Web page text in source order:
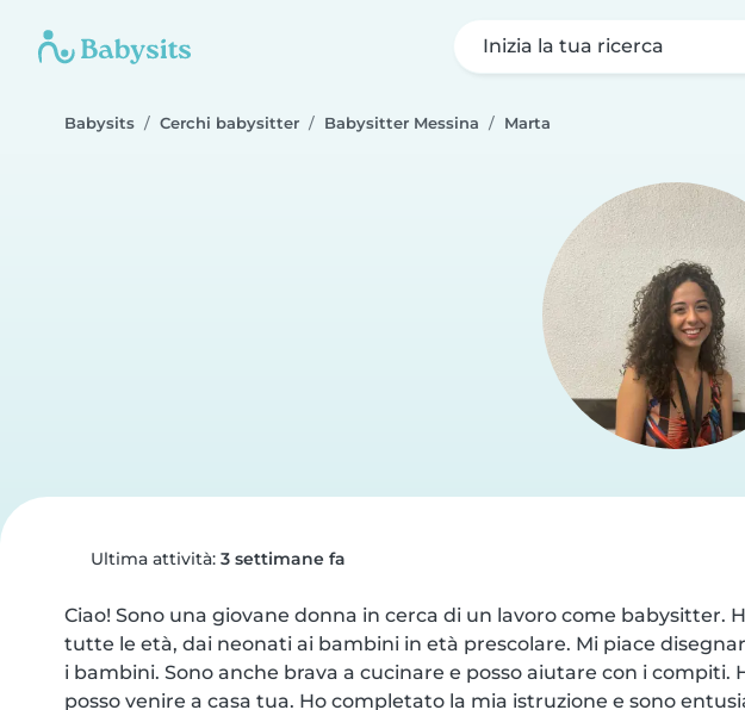
Inizia la tua ricerca
Babysits Cerchi babysitter Babysitter Messina Marta
Ultima attività: 3 settimane fa
Ciao! Sono una giovane donna in cerca di un lavoro come babysitter.
tutte le età, dai neonati ai bambini in età prescolare. Mi piace
i bambini. Sono anche brava a cucinare e posso aiutare con i
posso venire a casa tua. Ho completato la mia istruzione e sono